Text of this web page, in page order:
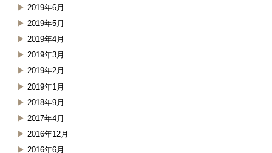
2019年6月
2019年5月
2019年4月
2019年3月
2019年2月
2019年1月
2018年9月
2017年4月
2016年12月
2016年6月